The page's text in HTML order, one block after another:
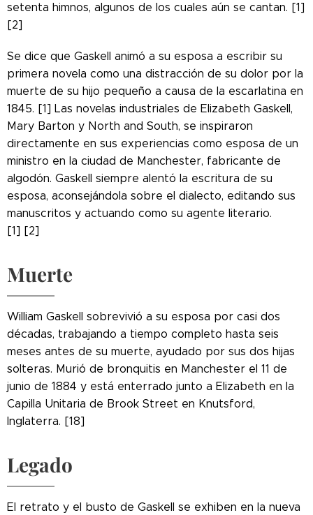
setenta himnos, algunos de los cuales aún se cantan. [1]
[2]
Se dice que Gaskell animó a su esposa a escribir su
primera novela como una distracción de su dolor por la
muerte de su hijo pequeño a causa de la escarlatina en
1845. [1] Las novelas industriales de Elizabeth Gaskell,
Mary Barton y North and South, se inspiraron
directamente en sus experiencias como esposa de un
ministro en la ciudad de Manchester, fabricante de
algodón. Gaskell siempre alentó la escritura de su
esposa, aconsejándola sobre el dialecto, editando sus
manuscritos y actuando como su agente literario.
[1] [2]
Muerte
William Gaskell sobrevivió a su esposa por casi dos
décadas, trabajando a tiempo completo hasta seis
meses antes de su muerte, ayudado por sus dos hijas
solteras. Murió de bronquitis en Manchester el 11 de
junio de 1884 y está enterrado junto a Elizabeth en la
Capilla Unitaria de Brook Street en Knutsford,
Inglaterra. [18]
Legado
El retrato y el busto de Gaskell se exhiben en la nueva